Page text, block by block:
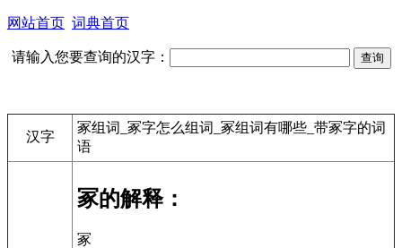
网站首页 词典首页
请输入您要查询的汉字：
汉字
冢组词_冢字怎么组词_冢组词有哪些_带冢字的词
语
冢的解释：
冢